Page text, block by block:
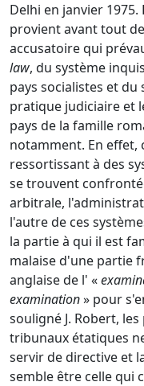
Delhi en janvier
provient avant tout
accusatoire qui
law, du système
pays socialistes et
pratique judiciaire et
pays de la famille
notamment. En effet,
ressortissant à des
se trouvent
arbitrale,
l'autre de ces
la partie à qui il est
malaise d'une partie
anglaise de l' «
examination» pour
souligné J. Robert,
tribunaux étatiques
servir de directive et
semble être celle qui